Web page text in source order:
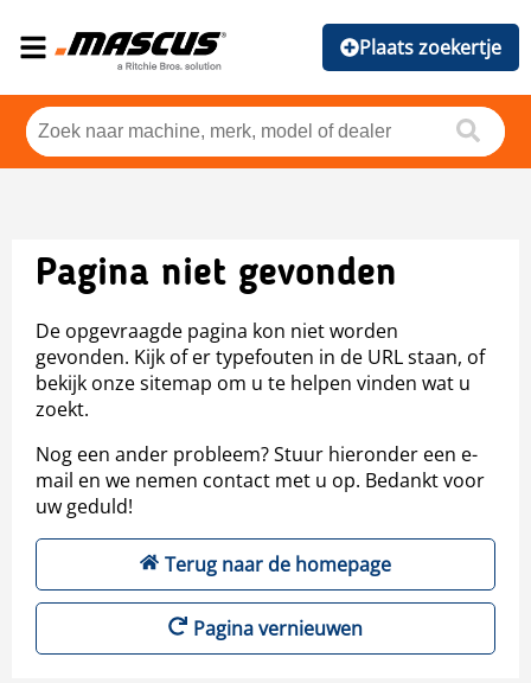
Plaats zoekertje
Pagina niet gevonden
De opgevraagde pagina kon niet worden
gevonden. Kijk of er typefouten in de URL staan, of
bekijk onze sitemap om u te helpen vinden wat u
zoekt.
Nog een ander probleem? Stuur hieronder een e-
mail en we nemen contact met u op. Bedankt voor
uw geduld!
Terug naar de homepage
Pagina vernieuwen